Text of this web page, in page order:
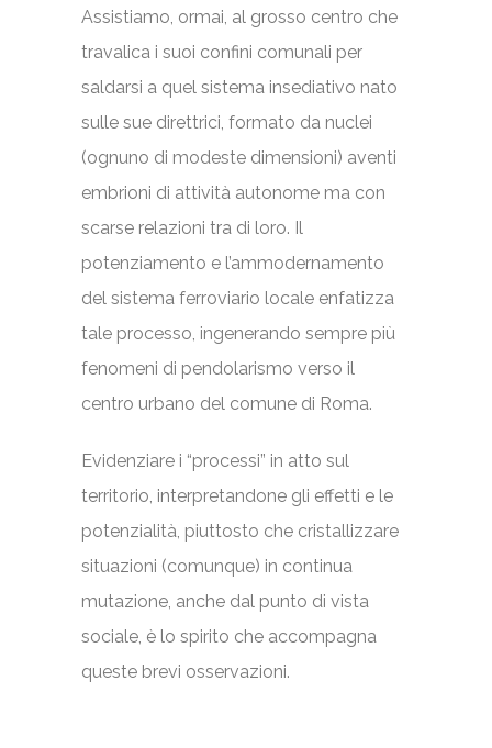
Assistiamo, ormai, al grosso centro che
travalica i suoi confini comunali per
saldarsi a quel sistema insediativo nato
sulle sue direttrici, formato da nuclei
(ognuno di modeste dimensioni) aventi
embrioni di attività autonome ma con
scarse relazioni tra di loro. Il
potenziamento e l’ammodernamento
del sistema ferroviario locale enfatizza
tale processo, ingenerando sempre più
fenomeni di pendolarismo verso il
centro urbano del comune di Roma.
Evidenziare i “processi” in atto sul
territorio, interpretandone gli effetti e le
potenzialità, piuttosto che cristallizzare
situazioni (comunque) in continua
mutazione, anche dal punto di vista
sociale, è lo spirito che accompagna
queste brevi osservazioni.